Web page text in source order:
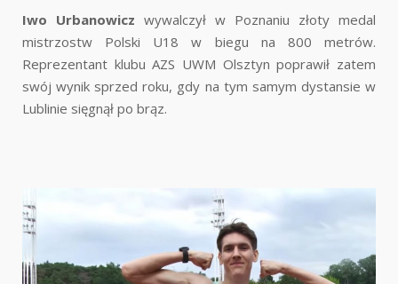
Iwo Urbanowicz wywalczył w Poznaniu złoty medal
mistrzostw Polski U18 w biegu na 800 metrów.
Reprezentant klubu AZS UWM Olsztyn poprawił zatem
swój wynik sprzed roku, gdy na tym samym dystansie w
Lublinie sięgnął po brąz.